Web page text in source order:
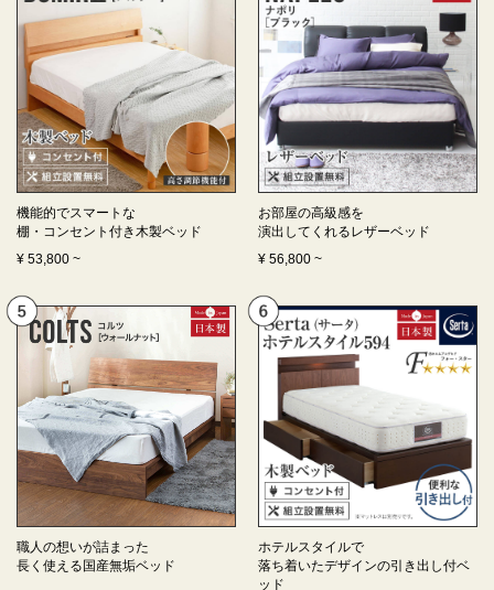
機能的でスマートな
棚・コンセント付き 木製ベッド
¥ 53,800 ~
お部屋の高級感を
演出してくれるレザーベッド
¥ 56,800 ~
職人の想いが詰まった
長く使える国産無垢ベッド
ホテルスタイルで
落ち着いたデザインの引き出し付ベ
ッド